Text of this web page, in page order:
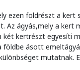
ezen földrészt a
Az ágyás,mely a
kertrészt egyesíti
ásott
mutatnak.